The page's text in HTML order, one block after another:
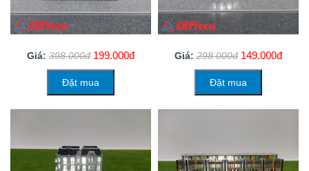
Giá: 398.000đ 199.000đ
Đặt mua
Giá: 298.000đ 149.000đ
Đặt mua